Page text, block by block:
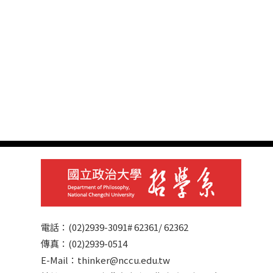
電話：(02)2939-3091# 62361/ 62362
傳真：(02)2939-0514
E-Mail：thinker@nccu.edu.tw